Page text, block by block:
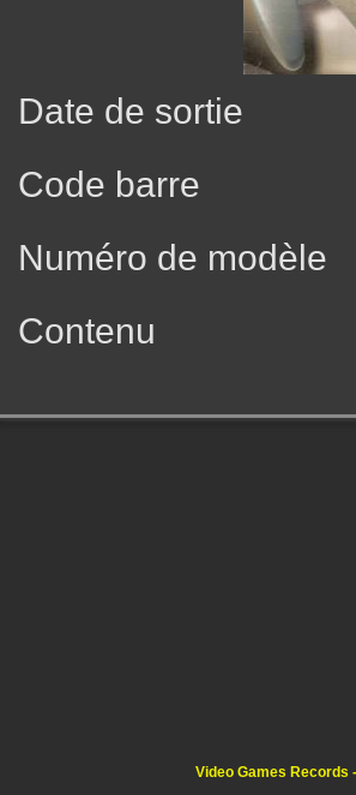
Date de sortie
Code barre
Numéro de modèle
Contenu
Video Games Records